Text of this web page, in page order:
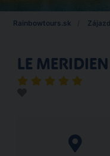
Rainbowtours.sk
LE